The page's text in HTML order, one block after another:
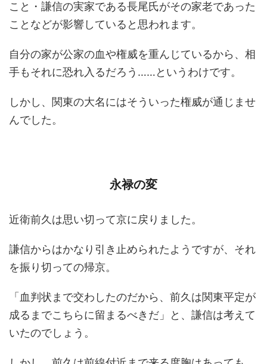
こと・謙信の実家である長尾氏がその家老であった
ことなどが影響していると思われます。
自分の家が公家の血や権威を重んじているから、相
手もそれに恐れ入るだろう……というわけです。
しかし、関東の大名にはそういった権威が通じませ
んでした。
永禄の変
近衛前久は思い切って京に戻りました。
謙信からはかなり引き止められたようですが、それ
を振り切っての帰京。
「血判状まで交わしたのだから、前久は関東平定が
成るまでこちらに留まるべきだ」と、謙信は考えて
いたのでしょう。